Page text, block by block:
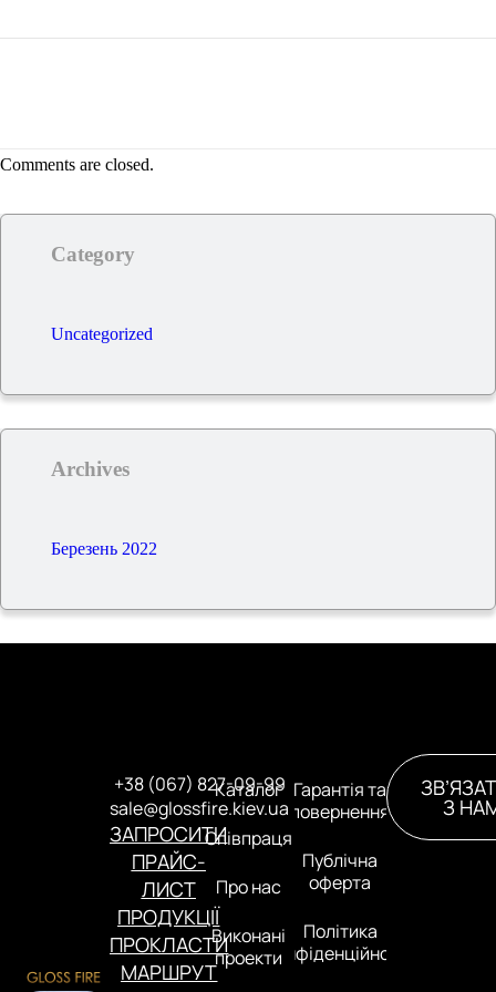
Comments are closed.
Category
Uncategorized
Archives
Березень 2022
+38 (067) 827-09-99
sale@glossfire.kiev.ua
ЗАПРОСИТИ
ПРАЙС-
ЛИСТ
ПРОДУКЦІЇ
ПРОКЛАСТИ
МАРШРУТ
Каталог
Співпраця
Про нас
Виконані
проекти
Гарантія та
повернення
Публічна
оферта
Політика
конфіденційності
З